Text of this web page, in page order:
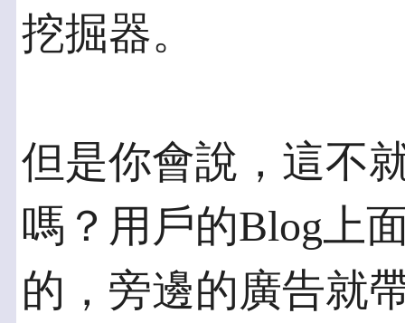
挖掘器。
但是你會說，這不
嗎？用戶的Blog上
的，旁邊的廣告就